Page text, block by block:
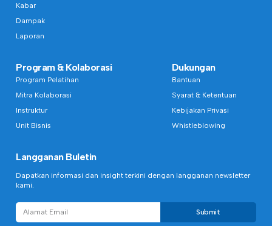
Kabar
Dampak
Laporan
Program & Kolaborasi
Program Pelatihan
Mitra Kolaborasi
Instruktur
Unit Bisnis
Dukungan
Bantuan
Syarat & Ketentuan
Kebijakan Privasi
Whistleblowing
Langganan Buletin
Dapatkan informasi dan insight terkini dengan langganan newsletter
kami.
Submit